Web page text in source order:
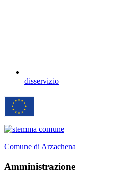
disservizio
Comune di Arzachena
Amministrazione